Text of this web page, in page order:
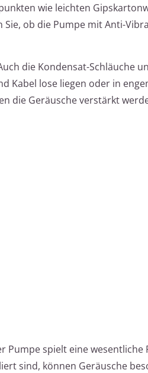
wie leichten
Sie, ob die Pumpe mit Anti-
die Kondensat-Schläuche
Kabel lose liegen oder in
die Geräusche verstärkt
Pumpe spielt eine
sind, können Geräusche